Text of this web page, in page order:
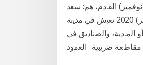
التي تجرى يوم الثلاثاء ٥ تشرين الثاني (نوفمبر) القادم، هم: سعد
المسمري، نعيم تشودري، كاري بيث ليزلي، روبرت زولاك 12 كانون الثاني (يناير) 2020 ﺗﻌﻳﺵ ﻓﻲ ﻣﺩﻳﻧﺔ
ﻋﻥ. 2.5 ﺍﻟﻣﻣﺗﻠﻛﺎﺕ ﺍﻟﻌﻘﺎﺭﻳﺔ ﺃﻭ ﺍﻟﻣﺎﺩﻳﺔ، ﻭﺍﻟﺻﻧﺎﺩﻳﻖ ﻓﻲ